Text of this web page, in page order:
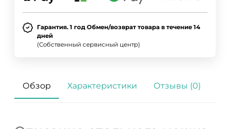
Гарантия. 1 год Обмен/возврат товара в течение 14
дней
(Собственный сервисный центр)
Обзор Характеристики Отзывы (0)